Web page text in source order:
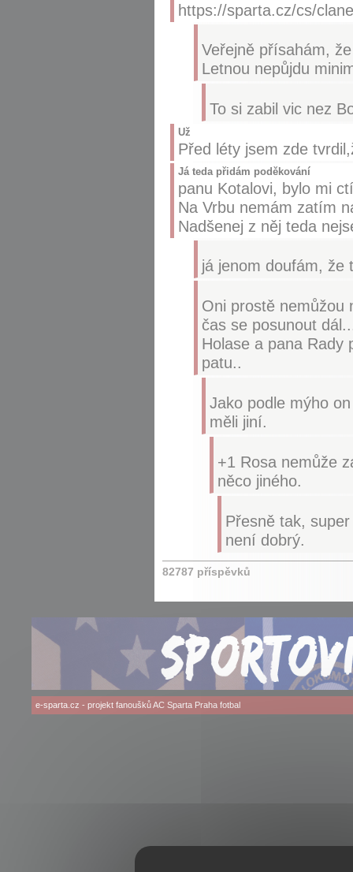
https://sparta.cz/cs/
Veřejně přísahám,
Letnou nepůjdu
To si zabil vic nez
Už
Před léty jsem zde
Já teda přidám poděkování
panu Kotalovi, bylo mi
Na Vrbu nemám zatím
Nadšenej z něj teda
já jenom doufám, že
Oni prostě nemůžou
čas se posunout
Holase a pana Rady
patu..
Jako podle mýho
měli jiní.
+1 Rosa nemůže
něco jiného.
Přesně tak,
není dobrý.
82787 příspěvků
e-sparta.cz - projekt fanouškůAC Sparta Prahafotbal